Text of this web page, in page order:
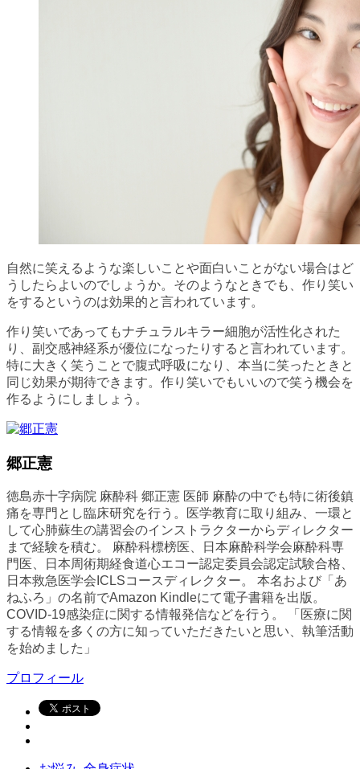
自然に笑えるような楽しいことや面白いことがない場合はど
うしたらよいのでしょうか。そのようなときでも、作り笑い
をするというのは効果的と言われています。
作り笑いであってもナチュラルキラー細胞が活性化された
り、副交感神経系が優位になったりすると言われています。
特に大きく笑うことで腹式呼吸になり、本当に笑ったときと
同じ効果が期待できます。作り笑いでもいいので笑う機会を
作るようにしましょう。
郷正憲
徳島赤十字病院 麻酔科 郷正憲 医師 麻酔の中でも特に術後鎮
痛を専門とし臨床研究を行う。医学教育に取り組み、一環と
して心肺蘇生の講習会のインストラクターからディレクター
まで経験を積む。 麻酔科標榜医、日本麻酔科学会麻酔科専
門医、日本周術期経食道心エコー認定委員会認定試験合格、
日本救急医学会ICLSコースディレクター。 本名および「あ
ねふろ」の名前でAmazon Kindleにて電子書籍を出版。
COVID-19感染症に関する情報発信などを行う。 「医療に関
する情報を多くの方に知っていただきたいと思い、執筆活動
を始めました」
プロフィール